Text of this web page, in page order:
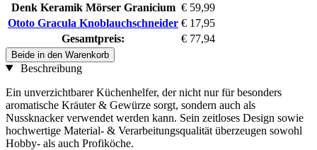
Denk Keramik Mörser Granicium € 59,99
Ototo Gracula Knoblauchschneider € 17,95
Gesamtpreis:
€ 77,94
Beide in den Warenkorb
Beschreibung
Ein unverzichtbarer Küchenhelfer, der nicht nur für besonders
aromatische Kräuter & Gewürze sorgt, sondern auch als
Nussknacker verwendet werden kann. Sein zeitloses Design sowie
hochwertige Material- & Verarbeitungsqualität überzeugen sowohl
Hobby- als auch Profiköche.